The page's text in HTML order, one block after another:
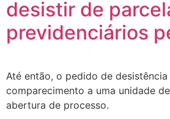
desistir de
previdenciários
Até então, o pedido de
comparecimento a uma unidade
abertura de processo.